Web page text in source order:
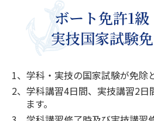
ボート免許1
実技国家試験
1、学科・実技の国家試験が免除
2、学科講習4日間、実技講習2日
ます。